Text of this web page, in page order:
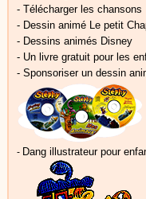
- Télécharger les chansons
- Dessin animé Le petit
- Dessins animés Disney
- Un livre gratuit pour les
- Sponsoriser un dessin
- Dang illustrateur pour